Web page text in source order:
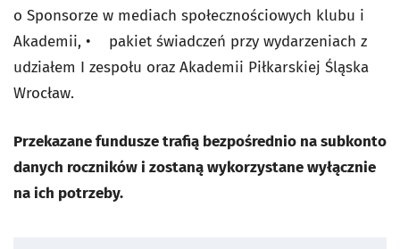
o Sponsorze w mediach społecznościowych klubu i
Akademii, • pakiet świadczeń przy wydarzeniach z
udziałem I zespołu oraz Akademii Piłkarskiej Śląska
Wrocław.
Przekazane fundusze trafią bezpośrednio na subkonto
danych roczników i zostaną wykorzystane wyłącznie
na ich potrzeby.